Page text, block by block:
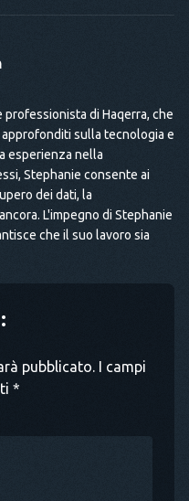
di Haqerra, che
sulla tecnologia e
esperienza nella
Stephanie consente ai
dei dati, la
L'impegno di Stephanie
che il suo lavoro sia
pubblicato. I campi
*